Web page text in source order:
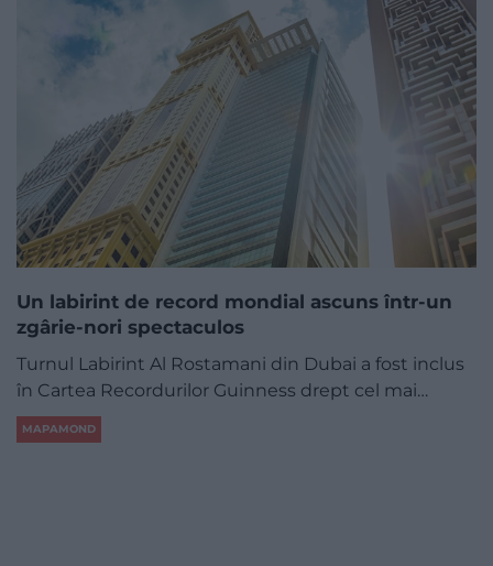
Un labirint de record mondial ascuns într-un
zgârie-nori spectaculos
Turnul Labirint Al Rostamani din Dubai a fost inclus
în Cartea Recordurilor Guinness drept cel mai…
MAPAMOND